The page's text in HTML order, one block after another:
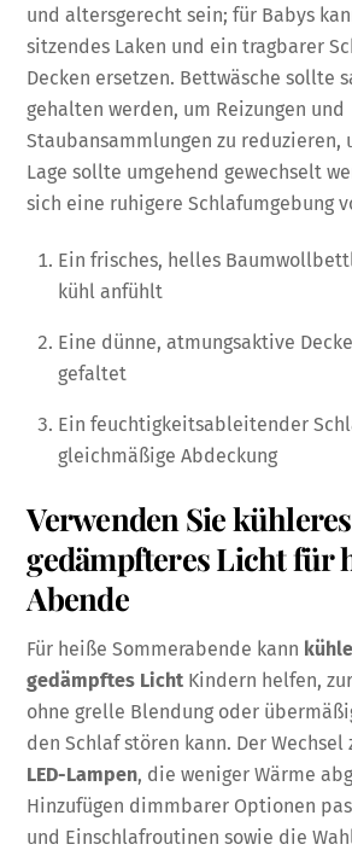
und altersgerecht sein; für Babys
sitzendes Laken und ein tragbarer
Decken ersetzen. Bettwäsche sollte
gehalten werden, um Reizungen und
Staubansammlungen zu reduzieren,
Lage sollte umgehend gewechselt
sich eine ruhigere Schlafumgebung
Ein frisches, helles
kühl anfühlt
Eine dünne, atmungsaktive
gefaltet
Ein feuchtigkeitsableitender
gleichmäßige Abdeckung
Verwenden Sie
gedämpfteres Licht für
Abende
Für heiße Sommerabende kann
gedämpftes Licht Kindern helfen,
ohne grelle Blendung oder
den Schlaf stören kann. Der Wechsel
LED-Lampen, die weniger Wärme
Hinzufügen dimmbarer Optionen
und Einschlafroutinen sowie die